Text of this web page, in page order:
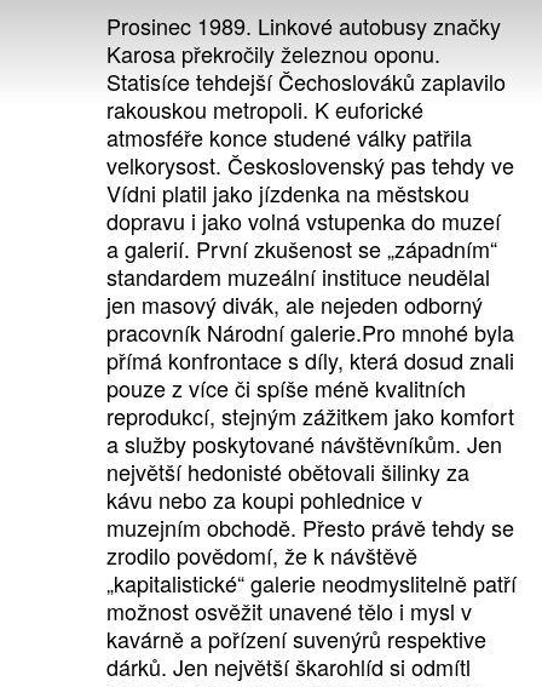
Prosinec 1989. Linkové autobusy značky
Karosa překročily železnou oponu.
Statisíce tehdejší Čechoslováků zaplavilo
rakouskou metropoli. K euforické
atmosféře konce studené války patřila
velkorysost. Československý pas tehdy ve
Vídni platil jako jízdenka na městskou
dopravu i jako volná vstupenka do muzeí
a galerií. První zkušenost se „západním“
standardem muzeální instituce neudělal
jen masový divák, ale nejeden odborný
pracovník Národní galerie.Pro mnohé byla
přímá konfrontace s díly, která dosud znali
pouze z více či spíše méně kvalitních
reprodukcí, stejným zážitkem jako komfort
a služby poskytované návštěvníkům. Jen
největší hedonisté obětovali šilinky za
kávu nebo za koupi pohlednice v
muzejním obchodě. Přesto právě tehdy se
zrodilo povědomí, že k návštěvě
„kapitalistické“ galerie neodmyslitelně patří
možnost osvěžit unavené tělo i mysl v
kavárně a pořízení suvenýrů respektive
dárků. Jen největší škarohlíd si odmítl